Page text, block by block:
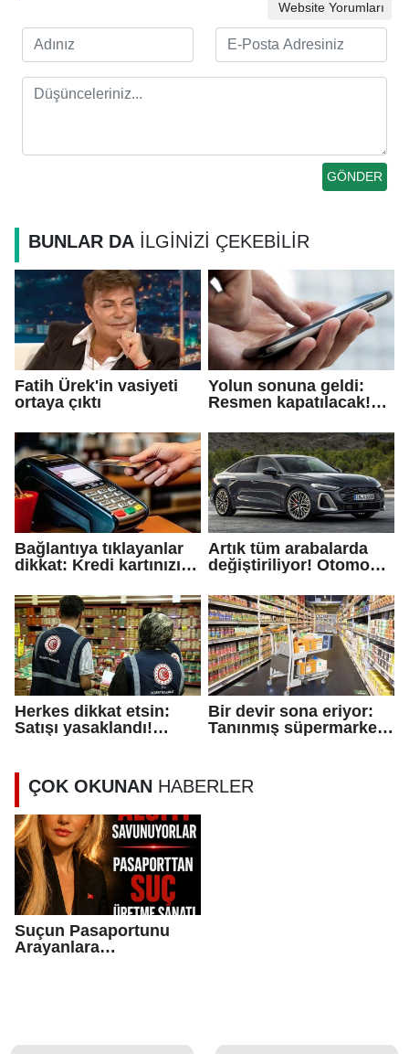
Website Yorumları
BUNLAR DA İLGİNİZİ ÇEKEBİLİR
Fatih Ürek'in vasiyeti
ortaya çıktı
Yolun sonuna geldi:
Resmen kapatılacak!
Bağlantıya tıklayanlar
dikkat: Kredi kartınızı
Artık tüm arabalarda
değiştiriliyor! Otomobil
Herkes dikkat etsin:
Satışı yasaklandı!
Bir devir sona eriyor:
Tanınmış süpermarket
ÇOK OKUNAN HABERLER
Suçun Pasaportunu
Arayanlara…